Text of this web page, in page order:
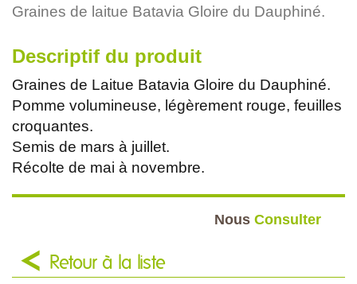
Graines de laitue Batavia Gloire du Dauphiné.
Descriptif du produit
Graines de Laitue Batavia Gloire du Dauphiné.
Pomme volumineuse, légèrement rouge, feuilles
croquantes.
Semis de mars à juillet.
Récolte de mai à novembre.
Nous Consulter
Retour à la liste